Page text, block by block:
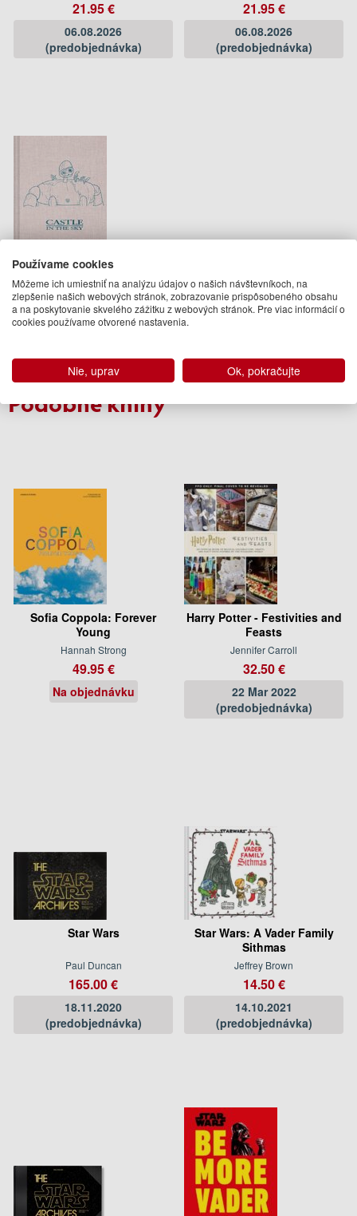
21.95 €
06.08.2026
(predobjednávka)
21.95 €
06.08.2026
(predobjednávka)
Studio Ghibli® Castle in the
Sky Notebook
Studio Ghibli
26.50 €
(predobjednávka)
Podobné knihy
Sofia Coppola: Forever
Young
Hannah Strong
49.95 €
Na objednávku
Harry Potter - Festivities and
Feasts
Jennifer Carroll
32.50 €
22 Mar 2022
(predobjednávka)
Star Wars
Paul Duncan
165.00 €
18.11.2020
(predobjednávka)
Star Wars: A Vader Family
Sithmas
Jeffrey Brown
14.50 €
14.10.2021
(predobjednávka)
Používame cookies
Môžeme ich umiestniť na analýzu údajov o našich návštevníkoch, na
zlepšenie našich webových stránok, zobrazovanie prispôsobeného obsahu
a na poskytovanie skvelého zážitku z webových stránok. Pre viac informácií o
cookies používame otvorené nastavenia.
Nie, uprav Ok, pokračujte